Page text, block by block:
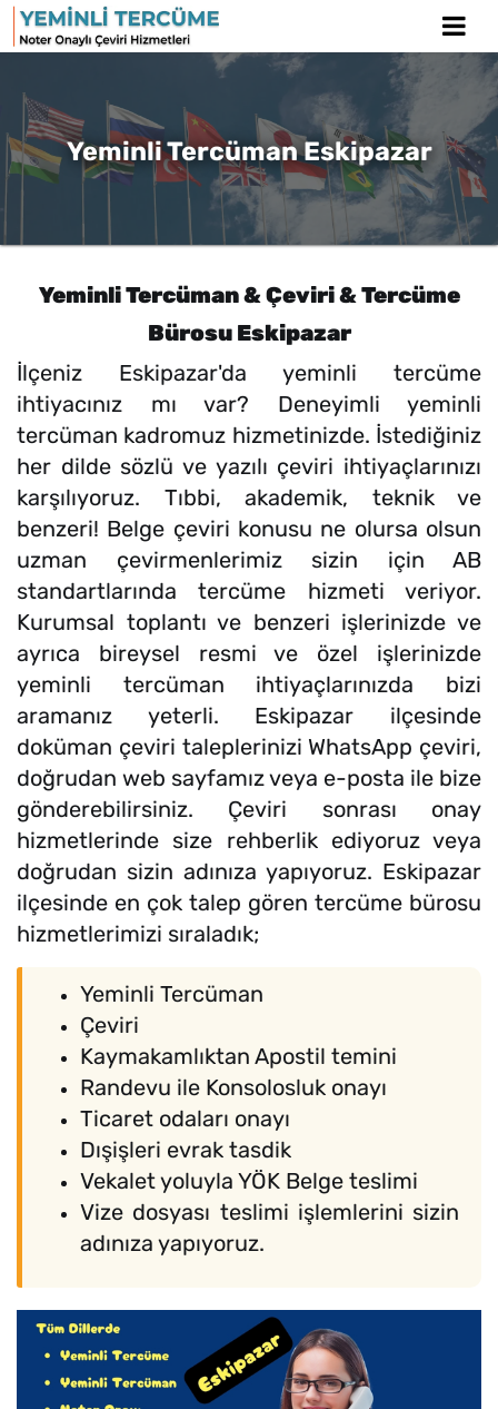
Yeminli Tercüman Eskipazar
Yeminli Tercüman & Çeviri & Tercüme
Bürosu Eskipazar
İlçeniz Eskipazar'da yeminli tercüme
ihtiyacınız mı var? Deneyimli yeminli
tercüman kadromuz hizmetinizde. İstediğiniz
her dilde sözlü ve yazılı çeviri ihtiyaçlarınızı
karşılıyoruz. Tıbbi, akademik, teknik ve
benzeri! Belge çeviri konusu ne olursa olsun
uzman çevirmenlerimiz sizin için AB
standartlarında tercüme hizmeti veriyor.
Kurumsal toplantı ve benzeri işlerinizde ve
ayrıca bireysel resmi ve özel işlerinizde
yeminli tercüman ihtiyaçlarınızda bizi
aramanız yeterli. Eskipazar ilçesinde
doküman çeviri taleplerinizi WhatsApp çeviri,
doğrudan web sayfamız veya e-posta ile bize
gönderebilirsiniz. Çeviri sonrası onay
hizmetlerinde size rehberlik ediyoruz veya
doğrudan sizin adınıza yapıyoruz. Eskipazar
ilçesinde en çok talep gören tercüme bürosu
hizmetlerimizi sıraladık;
Yeminli Tercüman
Çeviri
Kaymakamlıktan Apostil temini
Randevu ile Konsolosluk onayı
Ticaret odaları onayı
Dışişleri evrak tasdik
Vekalet yoluyla YÖK Belge teslimi
Vize dosyası teslimi işlemlerini sizin
adınıza yapıyoruz.